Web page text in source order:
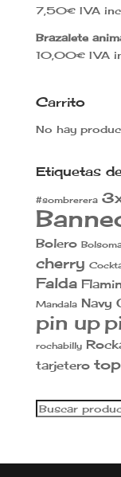
7,50€ IVA
Brazalete
10,00€ IVA
Carrito
No hay
Etiquetas
#sombrerera
Bolero
cherry
Falda
Mandala Navy
pin up
rochabilly
tarjetero top
Buscar